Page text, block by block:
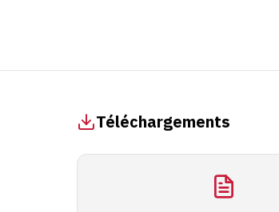
Téléchargements